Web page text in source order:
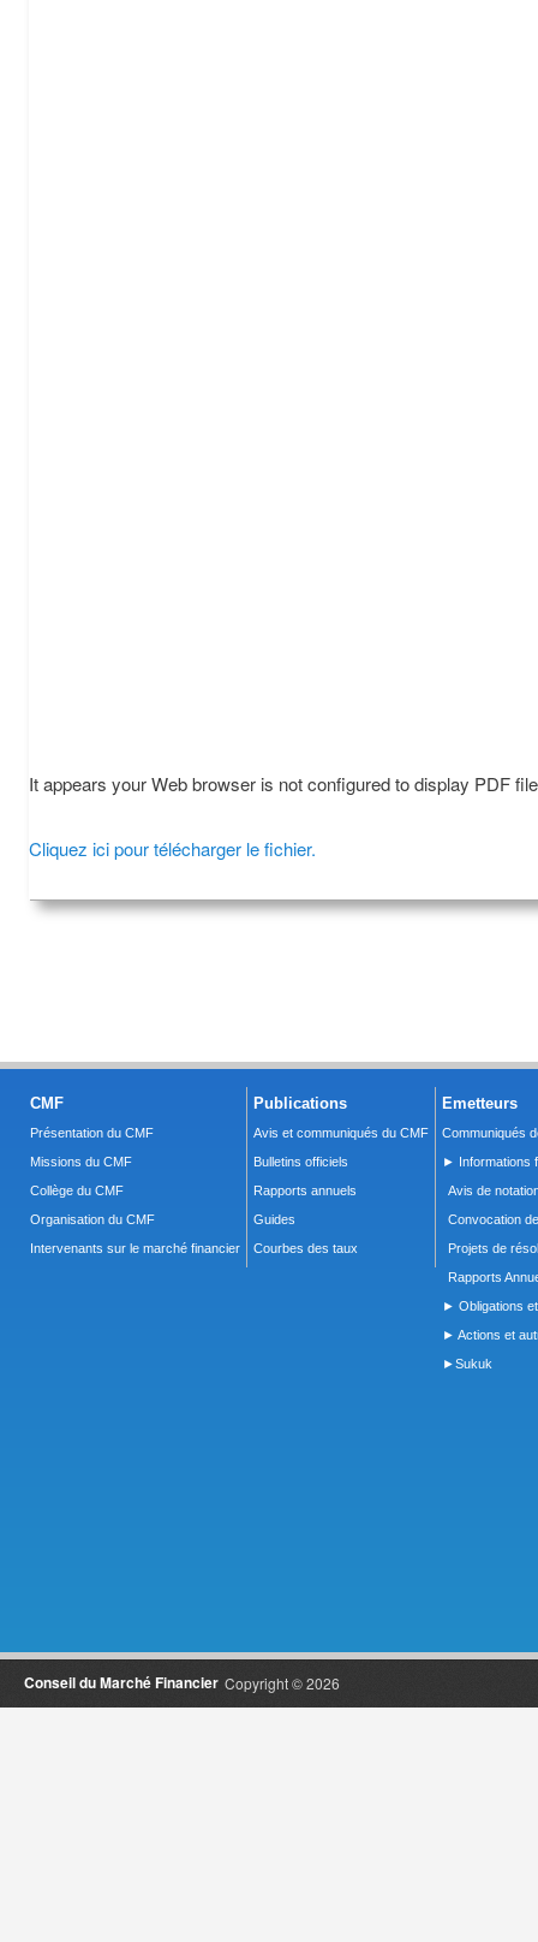
It appears your Web browser is not configured to display PDF
Cliquez ici pour télécharger le fichier.
CMF
Présentation du CMF
Missions du CMF
Collège du CMF
Organisation du CMF
Intervenants sur le marché financier
Publications
Avis et communiqués du CMF
Bulletins officiels
Rapports annuels
Guides
Courbes des taux
Emetteurs
Communiqués
► Informations
Avis de
Convocation
Projets de
Rapports
► Obligations
► Actions et
►Sukuk
Copyright © 2026
Conseil du Marché Financier